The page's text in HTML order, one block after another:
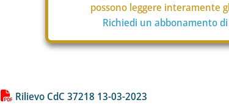
possono leggere interamente
Richiedi un abbonamento
Lista allegati PDF alla notizia
Rilievo CdC 37218 13-03-2023